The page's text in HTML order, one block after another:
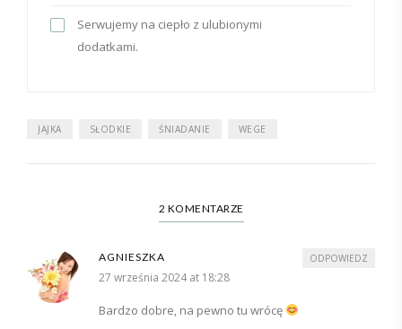
Serwujemy na ciepło z ulubionymi
dodatkami.
JAJKA SŁODKIE ŚNIADANIE WEGE
2 KOMENTARZE
AGNIESZKA
27 września 2024 at 18:28
Bardzo dobre, na pewno tu wrócę
ODPOWIEDZ